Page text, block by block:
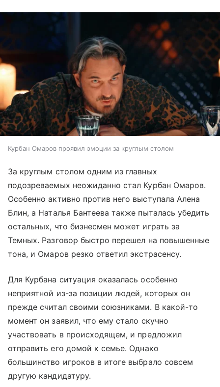
Курбан Омаров проявил эмоции за круглым столом
За круглым столом одним из главных
подозреваемых неожиданно стал Курбан Омаров.
Особенно активно против него выступала Алена
Блин, а Наталья Бантеева также пыталась убедить
остальных, что бизнесмен может играть за
Темных. Разговор быстро перешел на повышенные
тона, и Омаров резко ответил экстрасенсу.
Для Курбана ситуация оказалась особенно
неприятной из-за позиции людей, которых он
прежде считал своими союзниками. В какой-то
момент он заявил, что ему стало скучно
участвовать в происходящем, и предложил
отправить его домой к семье. Однако
большинство игроков в итоге выбрало совсем
другую кандидатуру.